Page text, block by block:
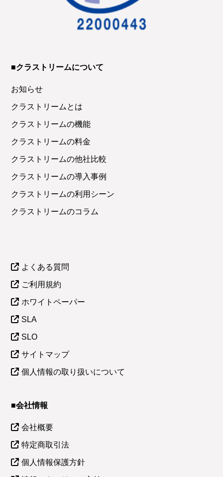
■クラストリームについて
お知らせ
クラストリームとは
クラストリームの機能
クラストリームの料金
クラストリームの他社比較
クラストリームの導入事例
クラストリームの利用シーン
クラストリームのコラム
よくある質問
ご利用規約
ホワイトペーパー
SLA
SLO
サイトマップ
個人情報の取り扱いについて
■会社情報
会社概要
特定商取引法
個人情報保護方針